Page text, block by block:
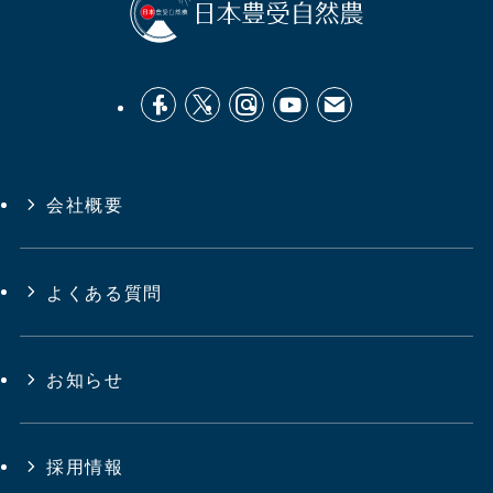
会社概要
よくある質問
お知らせ
採用情報